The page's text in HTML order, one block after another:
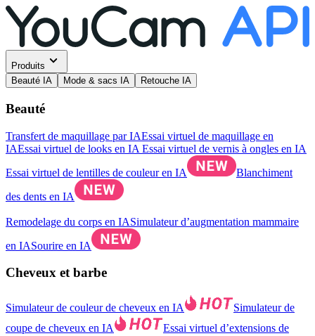
Produits
Beauté IA
Mode & sacs IA Retouche IA
Beauté
Transfert de maquillage par IAEssai virtuel de maquillage en
IAEssai virtuel de looks en IA Essai virtuel de vernis à ongles en IA
Essai virtuel de lentilles de couleur en IA
Blanchiment
des dents en IA
Remodelage du corps en IASimulateur d’augmentation mammaire
en IASourire en IA
Cheveux et barbe
Simulateur de couleur de cheveux en IA
Simulateur de
coupe de cheveux en IA
Essai virtuel d’extensions de